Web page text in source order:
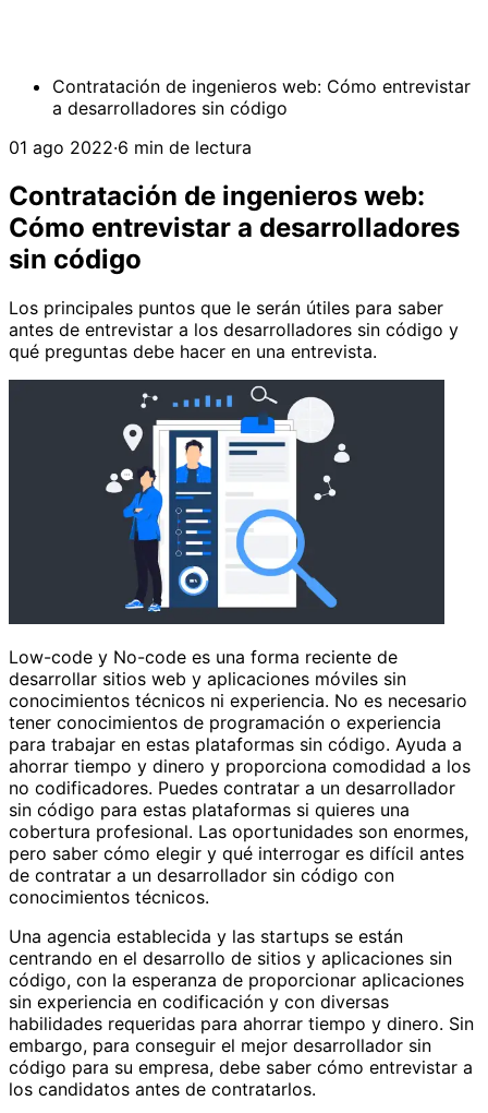
Contratación de ingenieros web: Cómo entrevistar
a desarrolladores sin código
01 ago 2022·6 min de lectura
Contratación de ingenieros web:
Cómo entrevistar a desarrolladores
sin código
Los principales puntos que le serán útiles para saber
antes de entrevistar a los desarrolladores sin código y
qué preguntas debe hacer en una entrevista.
Low-code y No-code es una forma reciente de
desarrollar sitios web y aplicaciones móviles sin
conocimientos técnicos ni experiencia. No es necesario
tener conocimientos de programación o experiencia
para trabajar en estas plataformas sin código. Ayuda a
ahorrar tiempo y dinero y proporciona comodidad a los
no codificadores. Puedes contratar a un desarrollador
sin código para estas plataformas si quieres una
cobertura profesional. Las oportunidades son enormes,
pero saber cómo elegir y qué interrogar es difícil antes
de contratar a un desarrollador sin código con
conocimientos técnicos.
Una agencia establecida y las startups se están
centrando en el desarrollo de sitios y aplicaciones sin
código, con la esperanza de proporcionar aplicaciones
sin experiencia en codificación y con diversas
habilidades requeridas para ahorrar tiempo y dinero. Sin
embargo, para conseguir el mejor desarrollador sin
código para su empresa, debe saber cómo entrevistar a
los candidatos antes de contratarlos.